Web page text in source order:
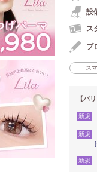
設
ス
ブ
ス
【パ
新規
新規
新規